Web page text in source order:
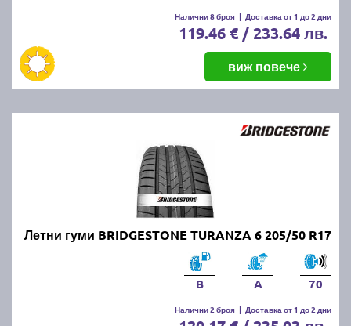
Налични 8 броя | Доставка от 1 до 2 дни
119.46 € / 233.64 лв.
виж повече
Летни гуми BRIDGESTONE TURANZA 6 205/50 R17
B A 70
Налични 2 броя | Доставка от 1 до 2 дни